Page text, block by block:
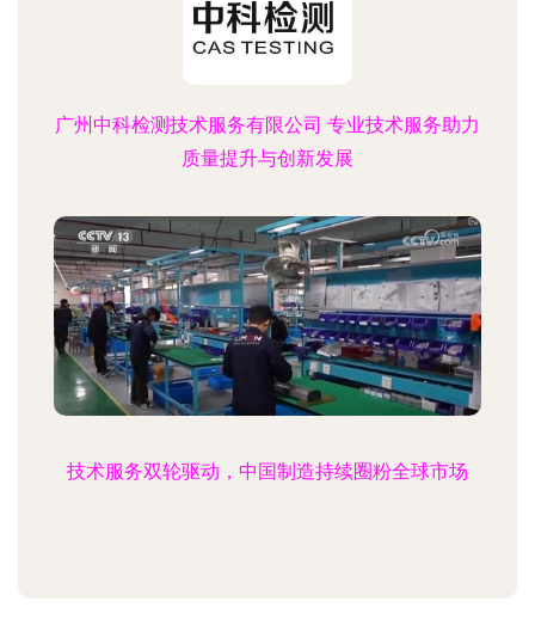
广州中科检测技术服务有限公司 专业技术服务助力
质量提升与创新发展
技术服务双轮驱动，中国制造持续圈粉全球市场